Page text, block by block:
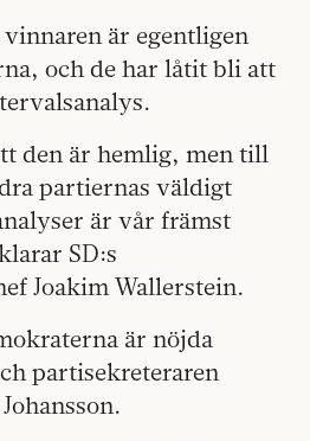
är egentligen
och de har låtit bli att
den är hemlig, men till
partiernas väldigt
är vår främst
SD:s
Joakim Wallerstein.
är nöjda
partisekreteraren